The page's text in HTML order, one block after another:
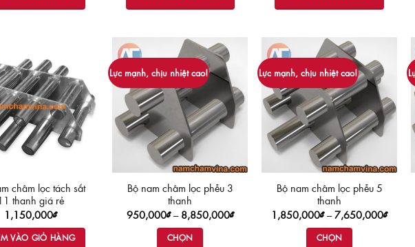
châm lọc tách sắt
thanh giá rẻ
1,150,000₫
VÀO GIỎ HÀNG
Lực mạnh, chịu nhiệt cao!
Bộ nam châm lọc phễu 3
thanh
950,000₫ – 8,850,000₫Khoảng
CHỌN
Lực mạnh, chịu nhiệt cao!
Bộ nam châm lọc phễu 5
thanh
1,850,000₫ – 7,650,000₫Khoảng
CHỌN